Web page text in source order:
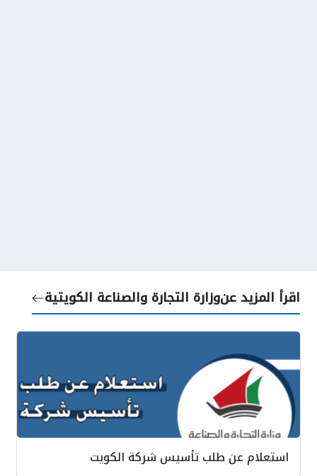
اقرأ المزيد عنوزارة التجارة والصناعة الكويتية
استعلام عن طلب تأسيس شركة الكويت